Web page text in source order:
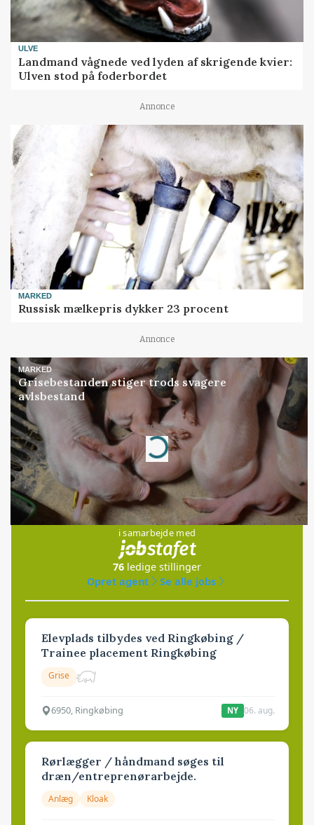
ULVE
Landmand vågnede ved lyden af skrigende kvier:
Ulven stod på foderbordet
Annonce
MARKED
Russisk mælkepris dykker 23 procent
Annonce
MARKED
Grisebestanden stiger trods svagere
avlsbestand
Annonce
Loading...
Jobs
i samarbejde med
76 ledige stillinger
Opret agent
Se alle jobs
Elevplads tilbydes ved Ringkøbing /
Trainee placement Ringkøbing
Grise
6950, Ringkøbing NY 06. aug.
Rørlægger / håndmand søges til
dræn/entreprenørarbejde.
Anlæg Kloak